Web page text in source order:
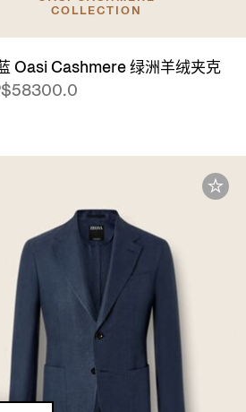
COLLECTION
Oasi Cashmere 绿洲羊绒夹克